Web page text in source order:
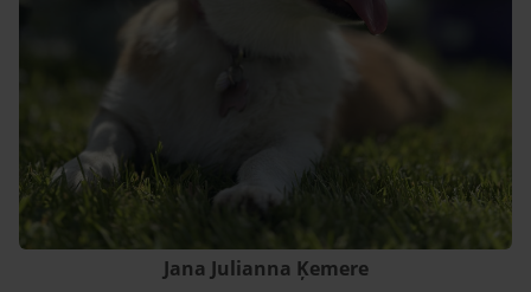
Jana Julianna Ķemere